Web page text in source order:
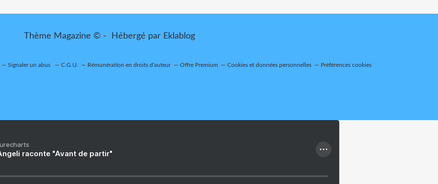
Thème Magazine © - Hébergé par Eklablog
Signaler un abus C.G.U. Rémunération en droits d'auteur Offre Premium Cookies et données personnelles Préférences cookies
raconte "Avant de partir"